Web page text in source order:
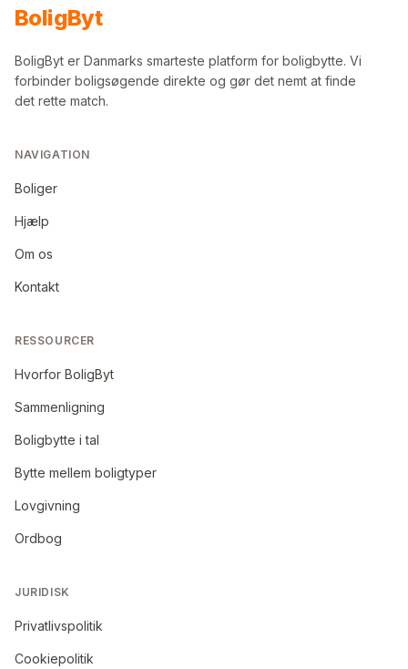
BoligByt
BoligByt er Danmarks smarteste platform for boligbytte. Vi
forbinder boligsøgende direkte og gør det nemt at finde
det rette match.
NAVIGATION
Boliger
Hjælp
Om os
Kontakt
RESSOURCER
Hvorfor BoligByt
Sammenligning
Boligbytte i tal
Bytte mellem boligtyper
Lovgivning
Ordbog
JURIDISK
Privatlivspolitik
Cookiepolitik